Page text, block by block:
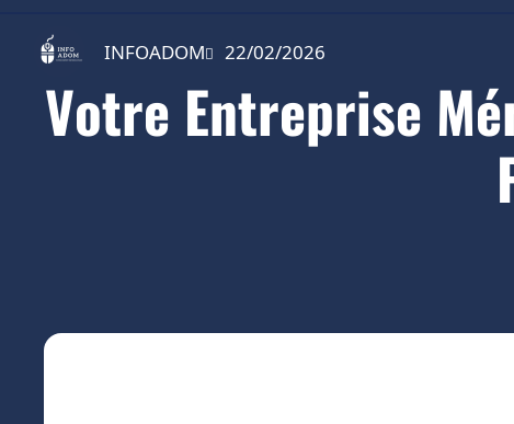
INFOADOM 22/02/2026
Votre Entreprise